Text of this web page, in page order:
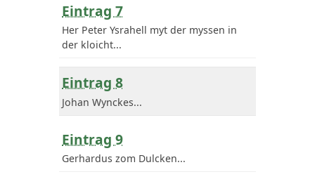
Eintrag 7
Her Peter Ysrahell myt der myssen in
der kloicht...
Eintrag 8
Johan Wynckes...
Eintrag 9
Gerhardus zom Dulcken...